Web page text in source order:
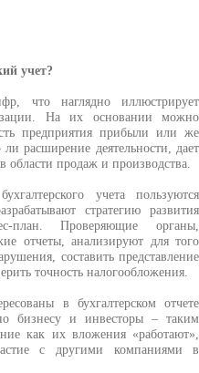
учет?
что наглядно иллюстрирует
На их основании можно
предприятия прибыли или же
расширение деятельности, дает
продаж и производства.
учета пользуются
стратегию развития
план. Проверяющие органы,
отчеты, анализируют для того
составить представление
точность налогообложения.
в бухгалтерском отчете
бизнесу и инвесторы – таким
как их вложения «работают»,
с другими компаниями в